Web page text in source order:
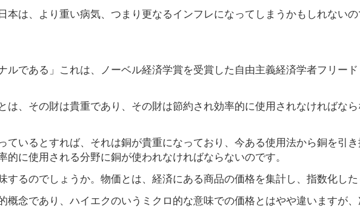
本は、より重い病気、つまり更なるインフレになってしまうかもしれないの
ルである」これは、ノーベル経済学賞を受賞した自由主義経済学者フリー
は、その財は貴重であり、その財は節約され効率的に使用されなければなら
ているとすれば、それは銅が貴重になっており、今ある使用法から銅を引き
的に使用される分野に銅が使われなければならないのです。
するのでしょうか。物価とは、経済にある商品の価格を集計し、指数化した
概念であり、ハイエクのいうミクロ的な意味での価格とはやや違いますが